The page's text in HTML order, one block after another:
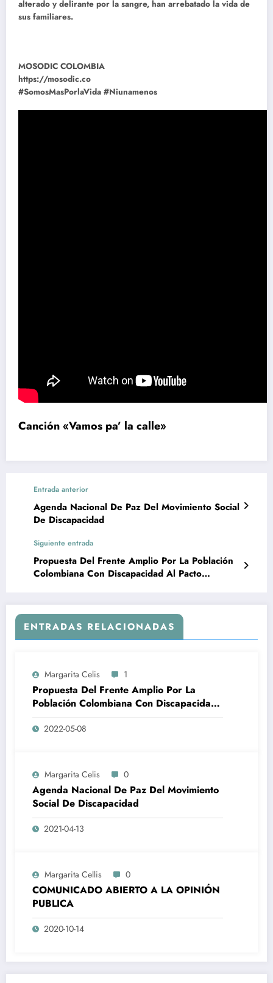
alterado y delirante por la sangre, han arrebatado la vida de
sus familiares.
MOSODIC COLOMBIA
https://mosodic.co
#SomosMasPorlaVida #Niunamenos
Canción «Vamos pa’ la calle»
Entrada anterior
Agenda Nacional De Paz Del Movimiento Social
De Discapacidad
Siguiente entrada
Propuesta Del Frente Amplio Por La Población
Colombiana Con Discapacidad Al Pacto
ENTRADAS RELACIONADAS
Margarita Celis 1
Propuesta Del Frente Amplio Por La
Población Colombiana Con Discapacidad
Al Pacto Histórico
2022-05-08
Margarita Celis 0
Agenda Nacional De Paz Del Movimiento
Social De Discapacidad
2021-04-13
Margarita Cellis 0
COMUNICADO ABIERTO A LA OPINIÓN
PUBLICA
2020-10-14